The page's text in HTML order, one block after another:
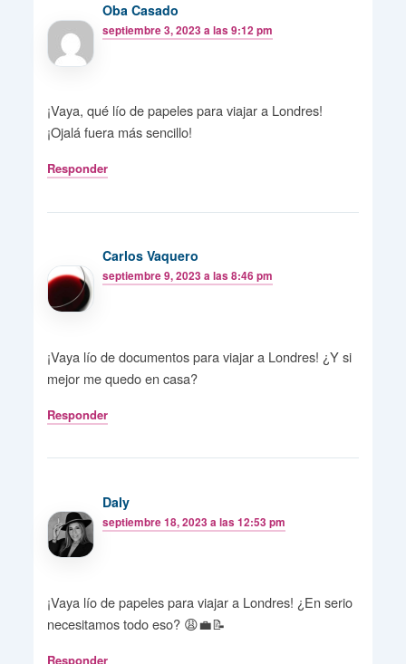
Oba Casado
septiembre 3, 2023 a las 9:12 pm
¡Vaya, qué lío de papeles para viajar a Londres!
¡Ojalá fuera más sencillo!
Responder
Carlos Vaquero
septiembre 9, 2023 a las 8:46 pm
¡Vaya lío de documentos para viajar a Londres! ¿Y si
mejor me quedo en casa?
Responder
Daly
septiembre 18, 2023 a las 12:53 pm
¡Vaya lío de papeles para viajar a Londres! ¿En serio
necesitamos todo eso? 😩💼📝
Responder